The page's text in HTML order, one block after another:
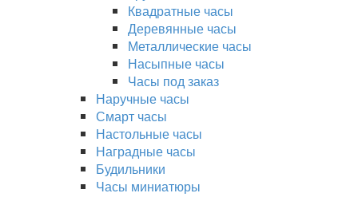
Квадратные часы
Деревянные часы
Металлические часы
Насыпные часы
Часы под заказ
Наручные часы
Смарт часы
Настольные часы
Наградные часы
Будильники
Часы миниатюры